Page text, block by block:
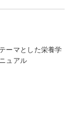
ーマとした栄養学
ュアル